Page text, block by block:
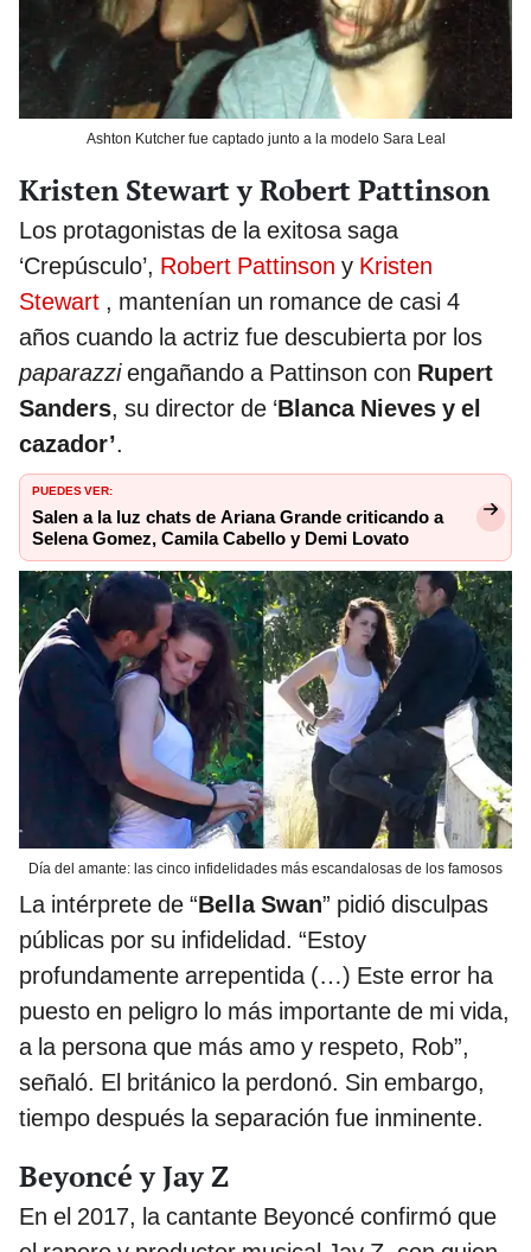
Ashton Kutcher fue captado junto a la modelo Sara Leal
Kristen Stewart y Robert Pattinson
Los protagonistas de la exitosa saga
‘Crepúsculo’, Robert Pattinson y Kristen
Stewart , mantenían un romance de casi 4
años cuando la actriz fue descubierta por los
paparazziengañando a Pattinson con Rupert
Sanders, su director de ‘Blanca Nieves y el
cazador’.
PUEDES VER:
Salen a la luz chats de Ariana Grande criticando a
Selena Gomez, Camila Cabello y Demi Lovato
Día del amante: las cinco infidelidades más escandalosas de los famosos
La intérprete de “Bella Swan” pidió disculpas
públicas por su infidelidad. “Estoy
profundamente arrepentida (…) Este error ha
puesto en peligro lo más importante de mi vida,
a la persona que más amo y respeto, Rob”,
señaló. El británico la perdonó. Sin embargo,
tiempo después la separación fue inminente.
Beyoncé y Jay Z
En el 2017, la cantante Beyoncé confirmó que